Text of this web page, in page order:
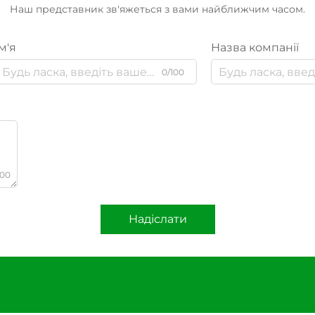
Наш представник зв'яжеться з вами найближчим часом.
0/100
Назва компанії
Надіслати